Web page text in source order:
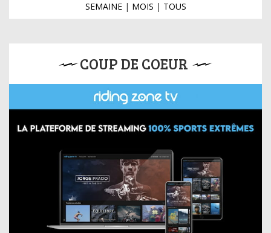
SEMAINE| MOIS | TOUS
COUP DE COEUR